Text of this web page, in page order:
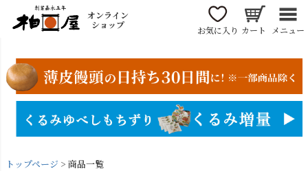
オンライン
ショップ
お気に入り カート メニュー
トップページ 商品一覧
商品番号/JANコード
並び順
新着順
登録順
価格が安い順
価格が高い順